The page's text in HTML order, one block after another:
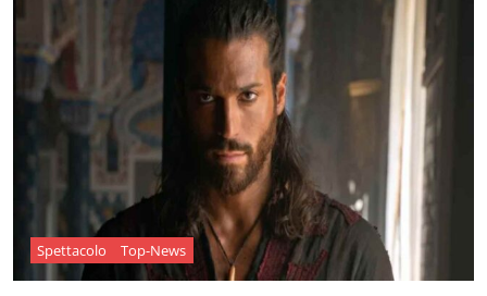
Spettacolo Top-News